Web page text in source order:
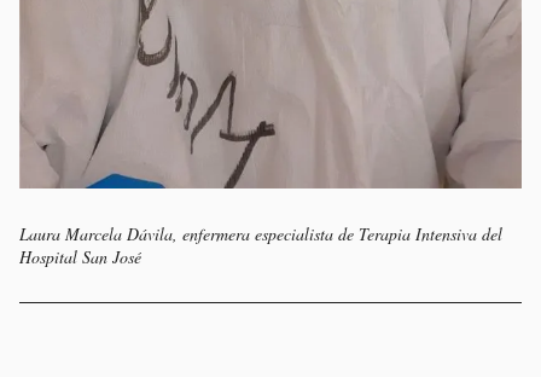
Laura Marcela Dávila, enfermera especialista de Terapia Intensiva del
Hospital San José